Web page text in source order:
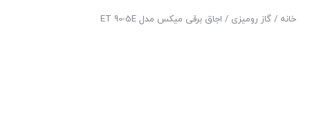
خانه / گاز رومیزی / اجاق برقی میکس مدل ET 90-5E